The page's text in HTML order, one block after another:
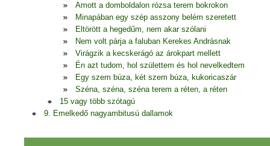
Amott a domboldalon rózsa terem bokrokon
Minapában egy szép asszony belém szeretett
Eltörött a hegedűm, nem akar szólani
Nem volt párja a faluban Kerekes Andrásnak
Virágzik a kecskerágó az árokpart mellett
Én azt tudom, hol születtem és hol nevelkedtem
Egy szem búza, két szem búza, kukoricaszár
Széna, széna, széna terem a réten, a réten
15 vagy több szótagú
9. Emelkedő nagyambitusú dallamok